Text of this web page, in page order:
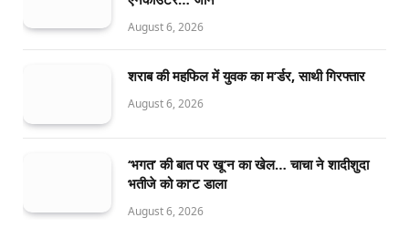
August 6, 2026
शराब की महफिल में युवक का म’र्डर, साथी गिरफ्तार
August 6, 2026
‘भगत’ की बात पर खू’न का खेल… चाचा ने शादीशुदा
भतीजे को का’ट डाला
August 6, 2026